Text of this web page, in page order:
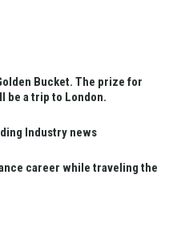
Bucket. The prize for
be a trip to London.
Industry news
career while traveling the